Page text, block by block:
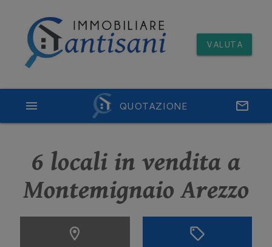
VALUTA
QUOTAZIONE email
menu
6 locali in vendita a
Montemignaio Arezzo
location_on sell